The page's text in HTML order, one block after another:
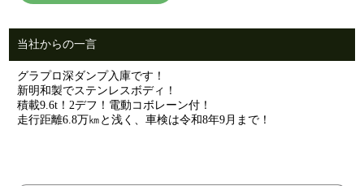
当社からの一言
グラプロ深ダンプ入庫です！
新明和製でステンレスボディ！
積載9.6t！2デフ！電動コボレーン付！
走行距離6.8万㎞と浅く、車検は令和8年9月まで！